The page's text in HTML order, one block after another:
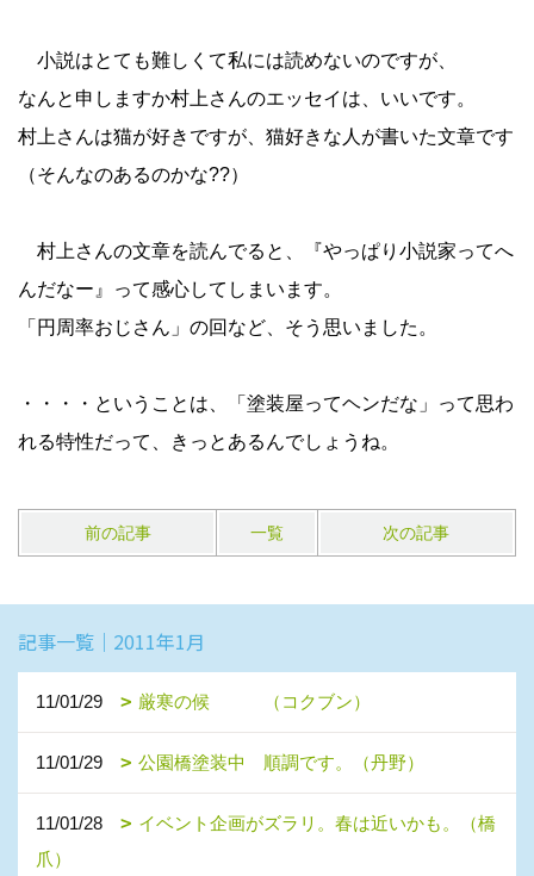
小説はとても難しくて私には読めないのですが、
なんと申しますか村上さんのエッセイは、いいです。
村上さんは猫が好きですが、猫好きな人が書いた文章です
（そんなのあるのかな??）
村上さんの文章を読んでると、『やっぱり小説家ってへ
んだなー』って感心してしまいます。
「円周率おじさん」の回など、そう思いました。
・・・・ということは、「塗装屋ってヘンだな」って思わ
れる特性だって、きっとあるんでしょうね。
前の記事 一覧 次の記事
記事一覧｜2011年1月
11/01/29 厳寒の候 （コクブン）
11/01/29 公園橋塗装中 順調です。（丹野）
11/01/28
イベント企画がズラリ。春は近いかも。（橋
爪）